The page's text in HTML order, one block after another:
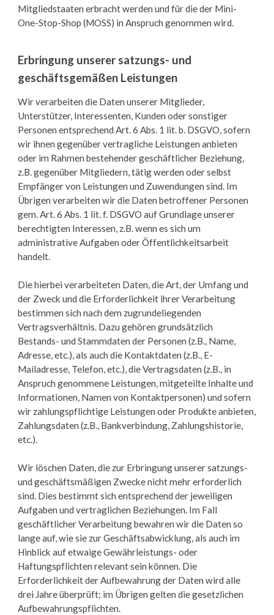
Mitgliedstaaten erbracht werden und für die der Mini-
One-Stop-Shop (MOSS) in Anspruch genommen wird.
Erbringung unserer satzungs- und
geschäftsgemäßen Leistungen
Wir verarbeiten die Daten unserer Mitglieder,
Unterstützer, Interessenten, Kunden oder sonstiger
Personen entsprechend Art. 6 Abs. 1 lit. b. DSGVO, sofern
wir ihnen gegenüber vertragliche Leistungen anbieten
oder im Rahmen bestehender geschäftlicher Beziehung,
z.B. gegenüber Mitgliedern, tätig werden oder selbst
Empfänger von Leistungen und Zuwendungen sind. Im
Übrigen verarbeiten wir die Daten betroffener Personen
gem. Art. 6 Abs. 1 lit. f. DSGVO auf Grundlage unserer
berechtigten Interessen, z.B. wenn es sich um
administrative Aufgaben oder Öffentlichkeitsarbeit
handelt.
Die hierbei verarbeiteten Daten, die Art, der Umfang und
der Zweck und die Erforderlichkeit ihrer Verarbeitung
bestimmen sich nach dem zugrundeliegenden
Vertragsverhältnis. Dazu gehören grundsätzlich
Bestands- und Stammdaten der Personen (z.B., Name,
Adresse, etc.), als auch die Kontaktdaten (z.B., E-
Mailadresse, Telefon, etc.), die Vertragsdaten (z.B., in
Anspruch genommene Leistungen, mitgeteilte Inhalte und
Informationen, Namen von Kontaktpersonen) und sofern
wir zahlungspflichtige Leistungen oder Produkte anbieten,
Zahlungsdaten (z.B., Bankverbindung, Zahlungshistorie,
etc.).
Wir löschen Daten, die zur Erbringung unserer satzungs-
und geschäftsmäßigen Zwecke nicht mehr erforderlich
sind. Dies bestimmt sich entsprechend der jeweiligen
Aufgaben und vertraglichen Beziehungen. Im Fall
geschäftlicher Verarbeitung bewahren wir die Daten so
lange auf, wie sie zur Geschäftsabwicklung, als auch im
Hinblick auf etwaige Gewährleistungs- oder
Haftungspflichten relevant sein können. Die
Erforderlichkeit der Aufbewahrung der Daten wird alle
drei Jahre überprüft; im Übrigen gelten die gesetzlichen
Aufbewahrungspflichten.